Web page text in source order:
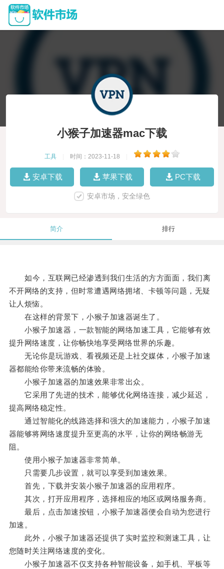
小猴子加速器mac下载
工具 时间：2023-11-18
安卓下载 苹果下载 PC下载
安卓市场，安全绿色
简介 排行
如今，互联网已经渗透到我们生活的方方面面，我们离
不开网络的支持，但时常遭遇网络拥堵、卡顿等问题，无疑
让人烦恼。
在这样的背景下，小猴子加速器诞生了。
小猴子加速器，一款智能的网络加速工具，它能够有效
提升网络速度，让你畅快地享受网络世界的乐趣。
无论你是玩游戏、看视频还是上社交媒体，小猴子加速
器都能给你带来流畅的体验。
小猴子加速器的加速效果非常出众。
它采用了先进的技术，能够优化网络连接，减少延迟，
提高网络稳定性。
通过智能化的线路选择和强大的加速能力，小猴子加速
器能够将网络速度提升至更高的水平，让你的网络畅游无
阻。
使用小猴子加速器非常简单。
只需要几步设置，就可以享受到加速效果。
首先，下载并安装小猴子加速器的应用程序。
其次，打开应用程序，选择相应的地区或网络服务商。
最后，点击加速按钮，小猴子加速器便会自动为您进行
加速。
此外，小猴子加速器还提供了实时监控和测速工具，让
您随时关注网络速度的变化。
小猴子加速器不仅支持各种智能设备，如手机、平板等